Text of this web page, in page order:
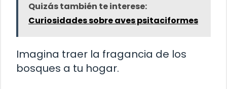
Quizás también te interese:
Curiosidades sobre aves psitaciformes
Imagina traer la fragancia de los
bosques a tu hogar.